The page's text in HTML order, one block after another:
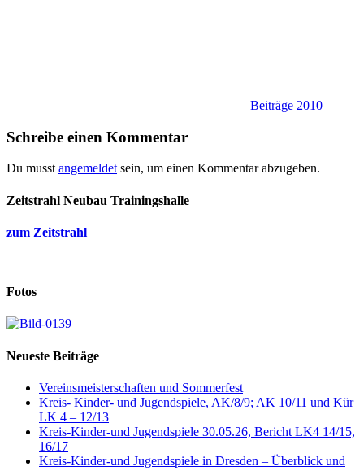
Beiträge 2010
Schreibe einen Kommentar
Du musst angemeldet sein, um einen Kommentar abzugeben.
Zeitstrahl Neubau Trainingshalle
zum Zeitstrahl
Fotos
Neueste Beiträge
Vereinsmeisterschaften und Sommerfest
Kreis- Kinder- und Jugendspiele, AK/8/9; AK 10/11 und Kür
LK 4 – 12/13
Kreis-Kinder-und Jugendspiele 30.05.26, Bericht LK4 14/15,
16/17
Kreis-Kinder-und Jugendspiele in Dresden – Überblick und